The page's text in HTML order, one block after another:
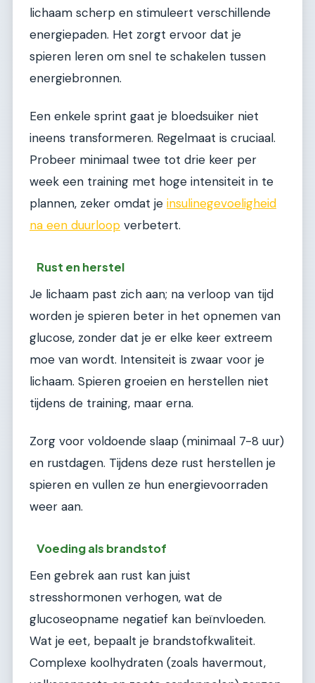
lichaam scherp en stimuleert verschillende
energiepaden. Het zorgt ervoor dat je
spieren leren om snel te schakelen tussen
energiebronnen.
Een enkele sprint gaat je bloedsuiker niet
ineens transformeren. Regelmaat is cruciaal.
Probeer minimaal twee tot drie keer per
week een training met hoge intensiteit in te
plannen, zeker omdat je insulinegevoeligheid
na een duurloop verbetert.
Rust en herstel
Je lichaam past zich aan; na verloop van tijd
worden je spieren beter in het opnemen van
glucose, zonder dat je er elke keer extreem
moe van wordt. Intensiteit is zwaar voor je
lichaam. Spieren groeien en herstellen niet
tijdens de training, maar erna.
Zorg voor voldoende slaap (minimaal 7-8 uur)
en rustdagen. Tijdens deze rust herstellen je
spieren en vullen ze hun energievoorraden
weer aan.
Voeding als brandstof
Een gebrek aan rust kan juist
stresshormonen verhogen, wat de
glucoseopname negatief kan beïnvloeden.
Wat je eet, bepaalt je brandstofkwaliteit.
Complexe koolhydraten (zoals havermout,